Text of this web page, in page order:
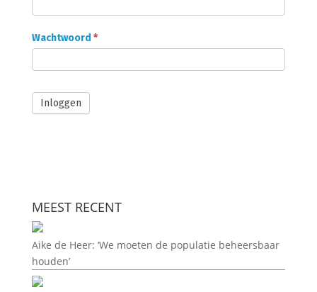
Abonnee
login
Wachtwoord *
Inloggen
MEEST RECENT
Aike de Heer: ‘We moeten de populatie beheersbaar
houden’